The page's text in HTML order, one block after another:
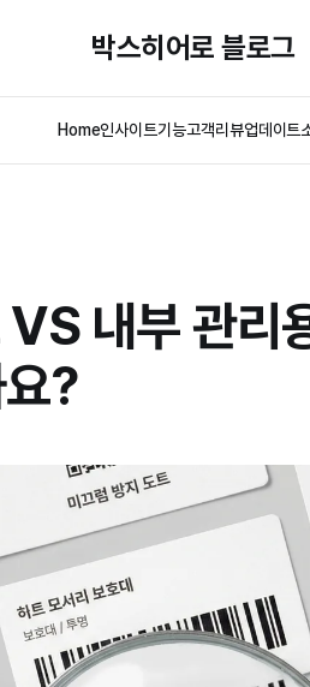
박스히어로 블로그
Home인사이트기능고객리뷰업데이트
내부 관리
?